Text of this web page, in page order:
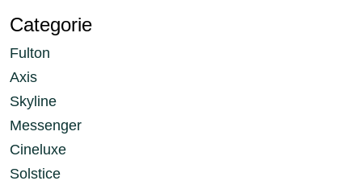
Categorie
Fulton
Axis
Skyline
Messenger
Cineluxe
Solstice